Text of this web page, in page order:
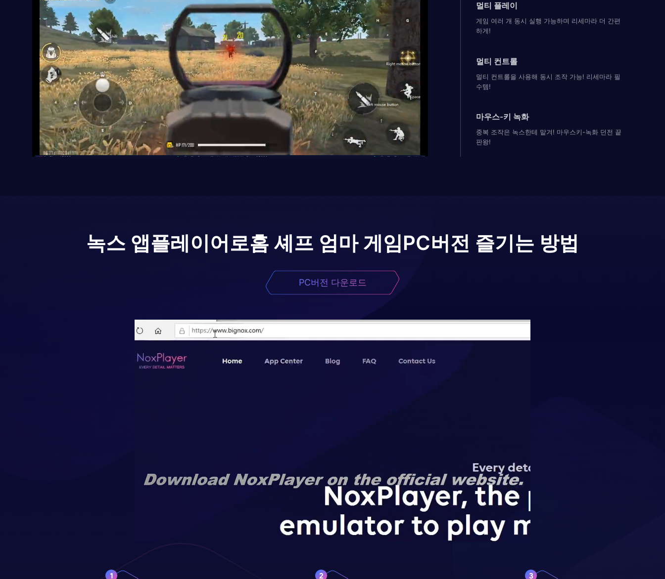
멀티 플레이
게임 여러 개 동시 실행 가능하며 리세마라 더 간편
하게!
멀티 컨트롤
멀티 컨트롤을 사용해 동시 조작 가능! 리세마라 필
수템!
마우스-키 녹화
중복 조작은 녹스한테 맡겨! 마우스키-녹화 던전 끝
판왕!
녹스 앱플레이어로홈 셰프 엄마 게임PC버전 즐기는 방법
PC버전 다운로드